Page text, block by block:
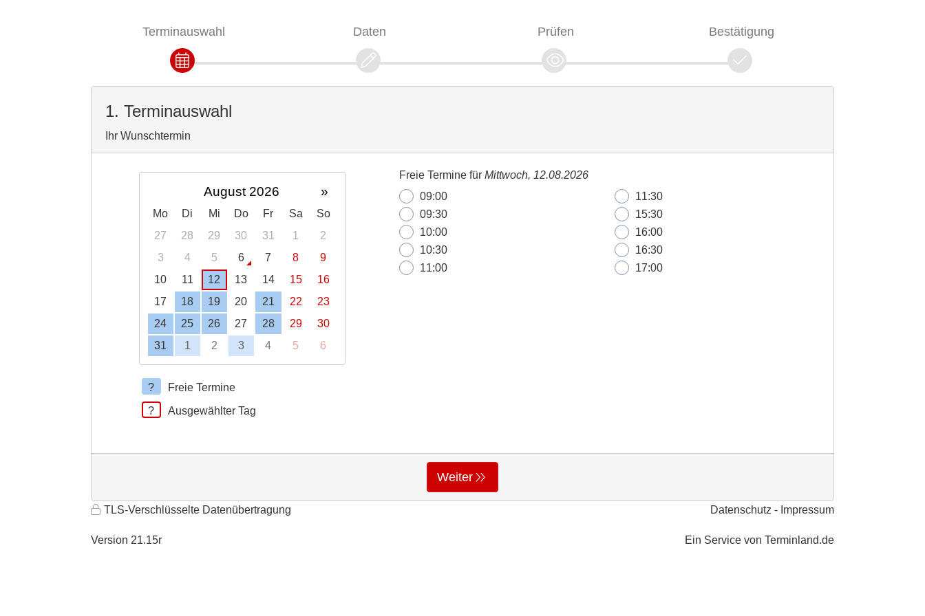
Terminauswahl Daten Prüfen Bestätigung
1. Terminauswahl
Ihr Wunschtermin
August 2026 »
Mo Di Mi Do Fr Sa
So
27
28 29 30 31 1
2
3
4 5 6 7 8
9
10
11 12 13 14 15
16
17
18 19 20 21 22
23
24
25 26 27 28 29
30
31
1 2 3 4 5 6
Freie Termine
Ausgewählter Tag
Freie Termine fürMittwoch, 12.08.2026
09:00
09:30
10:00
10:30
11:00
11:30
15:30
16:00
16:30
17:00
Weiter
TLS-Verschlüsselte Datenübertragung Datenschutz Impressum
Version 21.15r Ein Service von Terminland.de